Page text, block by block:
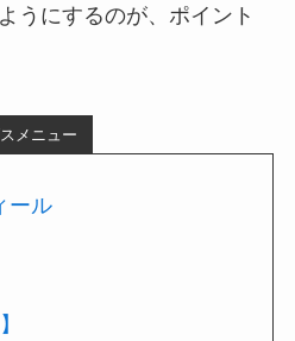
うにするのが、ポイント
メニュー
ール